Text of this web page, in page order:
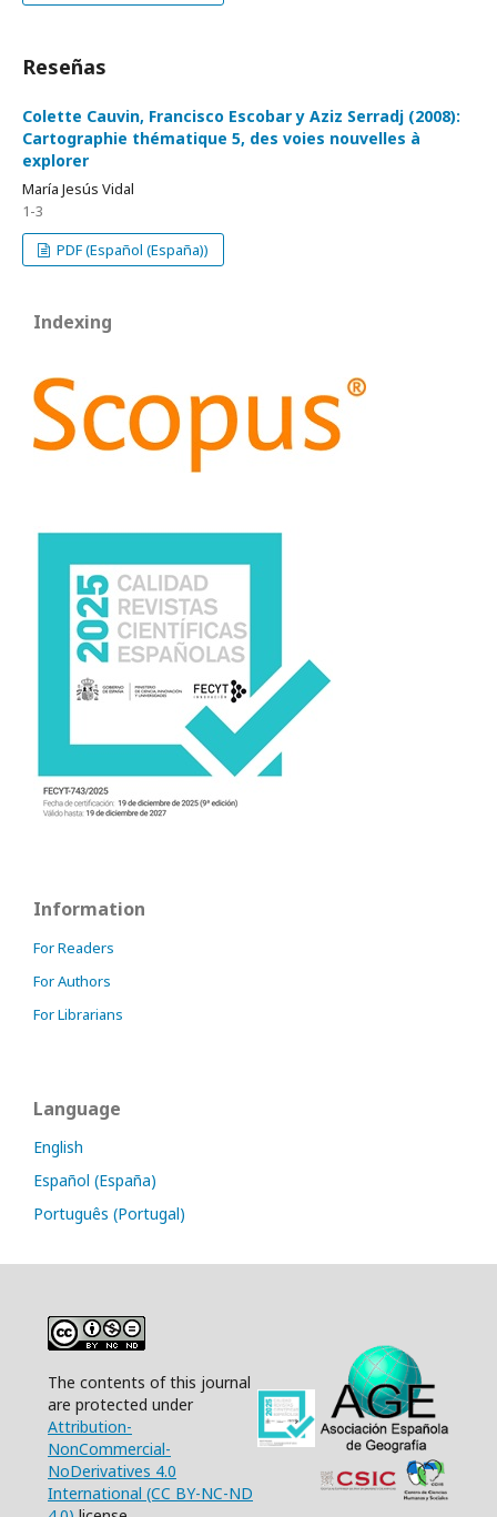
Reseñas
Colette Cauvin, Francisco Escobar y Aziz Serradj (2008):
Cartographie thématique 5, des voies nouvelles à
explorer
María Jesús Vidal
1-3
PDF (Español (España))
Indexing
Information
For Readers
For Authors
For Librarians
Language
English
Español (España)
Português (Portugal)
The contents of this journal
are protected under
Attribution-
NonCommercial-
NoDerivatives 4.0
International (CC BY-NC-ND